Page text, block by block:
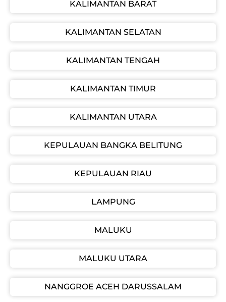
KALIMANTAN BARAT
KALIMANTAN SELATAN
KALIMANTAN TENGAH
KALIMANTAN TIMUR
KALIMANTAN UTARA
KEPULAUAN BANGKA BELITUNG
KEPULAUAN RIAU
LAMPUNG
MALUKU
MALUKU UTARA
NANGGROE ACEH DARUSSALAM